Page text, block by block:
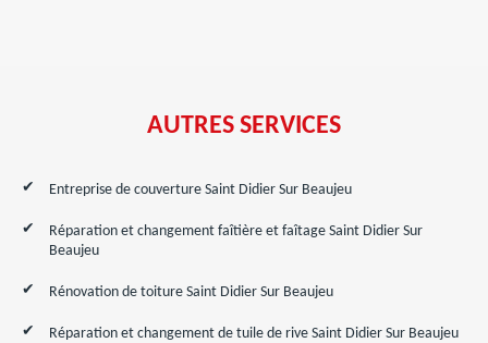
AUTRES SERVICES
Entreprise de couverture Saint Didier Sur Beaujeu
Réparation et changement faîtière et faîtage Saint Didier Sur
Beaujeu
Rénovation de toiture Saint Didier Sur Beaujeu
Réparation et changement de tuile de rive Saint Didier Sur Beaujeu